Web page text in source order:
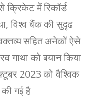
में रिकॉर्ड
विश्व बैंक की सुदृढ
सहित अनेकों ऐसे
गाथा को बयान किया
2023 को वैश्विक
गई है